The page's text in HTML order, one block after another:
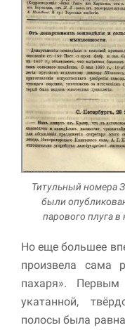
Титульный номера
были
парового плуга
Но еще большее
произвела сама
пахаря».
укатанной,
полосы была